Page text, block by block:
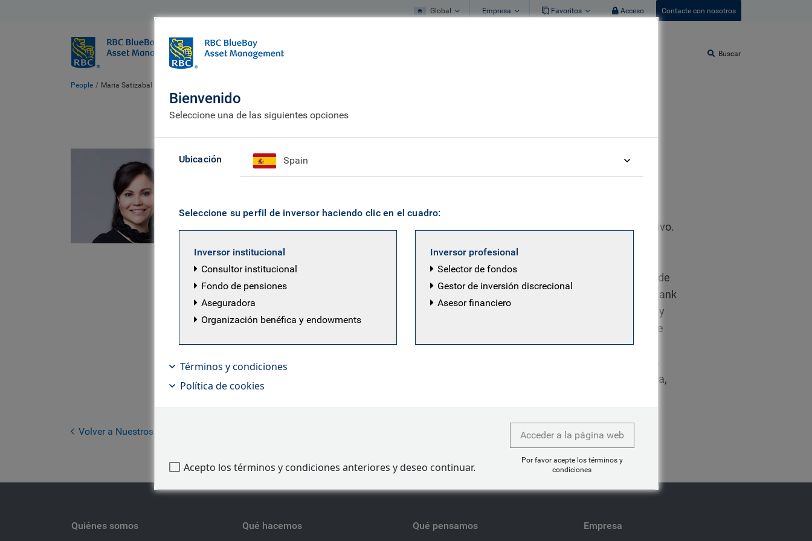
Global Empresa Favoritos Acceso Contacte con nosotros
BlueBay
Quiénes somos Buscar
People Maria Satizabal
Maria Satizabal
Maria es gestora del equipo de renta fija de BlueBay, con especialización en crédito multiactivo.
Decisiones Multiactivo. Maria se incorporó a la gestora en 2008 como analista de riesgos,
proporcionando una labor independiente de control de riesgos al equipo de inversión. Antes de
iniciar su etapa en BlueBay, trabajó un año en la división de gestión de activos de Standard Bank
Group, donde fue analista de rentabilidad senior para las carteras de mercados emergentes y
renta fija de alto rendimiento. Previamente, trabajó en State Street Global Advisors, donde se
centró en fondos de LDI (inversión centrada en pasivos), renta fija, divisas y renta variable.
Maria inició su andadura profesional en el sector de la gestión de activos en 2004. Tiene una
licenciatura y un máster en Ingeniería Industrial por la Universidad de Los Andes de Colombia,
Volver a Nuestros profesionales
Quiénes somos Qué hacemos Qué pensamos Empresa
Bienvenido
Seleccione una de las siguientes opciones
Ubicación Spain
Seleccione su perfil de inversor haciendo clic en el cuadro:
Inversor institucional
Consultor institucional
Fondo de pensiones
Aseguradora
Organización benéfica y endowments
Inversor profesional
Selector de fondos
Gestor de inversión discrecional
Asesor financiero
Términos y condiciones
Política de cookies
Acepto los términos y condiciones anteriores y deseo continuar.
Acceder a la página web
Por favor acepte los términos y
condiciones